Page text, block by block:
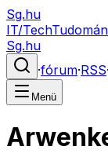
Sg.hu
IT/Tech
Sg.hu
·fórum·RSS·
Menü